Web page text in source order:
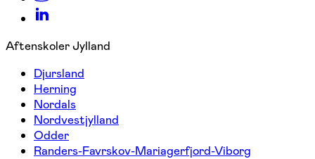
Aftenskoler Jylland
Djursland
Herning
Nordals
Nordvestjylland
Odder
Randers-Favrskov-Mariagerfjord-Viborg